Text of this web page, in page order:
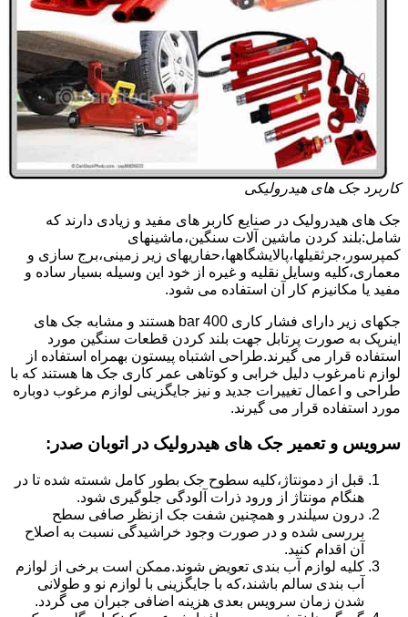
کاربرد جک های هیدرولیکی
جک های هیدرولیک در صنایع کاربر های مفید و زیادی دارند که
شامل:بلند کردن ماشین آلات سنگین،ماشینهای
کمپرسور،جرثقیلها،پالایشگاهها،حفاریهای زیر زمینی،برج سازی و
معماری،کلیه وسایل نقلیه و غیره از خود این وسیله بسیار ساده و
مفید یا مکانیزم کار آن استفاده می شود.
جکهای زیر دارای فشار کاری 400 bar هستند و مشابه جک های
اینرپک به صورت پرتابل جهت بلند کردن قطعات سنگین مورد
استفاده قرار می گیرند.طراحی اشتباه پیستون بهمراه استفاده از
لوازم نامرغوب دلیل خرابی و کوتاهی عمر کاری جک ها هستند که با
طراحی و اعمال تغییرات جدید و نیز جایگزینی لوازم مرغوب دوباره
مورد استفاده قرار می گیرند.
سرویس و تعمیر جک های هیدرولیک در اتوبان صدر :
قبل از دمونتاژ،کلیه سطوح جک بطور کامل شسته شده تا در
هنگام مونتاژ از ورود ذرات آلودگی جلوگیری شود.
درون سیلندر و همچنین شفت جک ازنظر صافی سطح
بررسی شده و در صورت وجود خراشیدگی نسبت به اصلاح
آن اقدام کنید.
کلیه لوازم آب بندی تعویض شوند.ممکن است برخی از لوازم
آب بندی سالم باشند،که با جایگزینی با لوازم نو و طولانی
شدن زمان سرویس بعدی هزینه اضافی جبران می گردد.